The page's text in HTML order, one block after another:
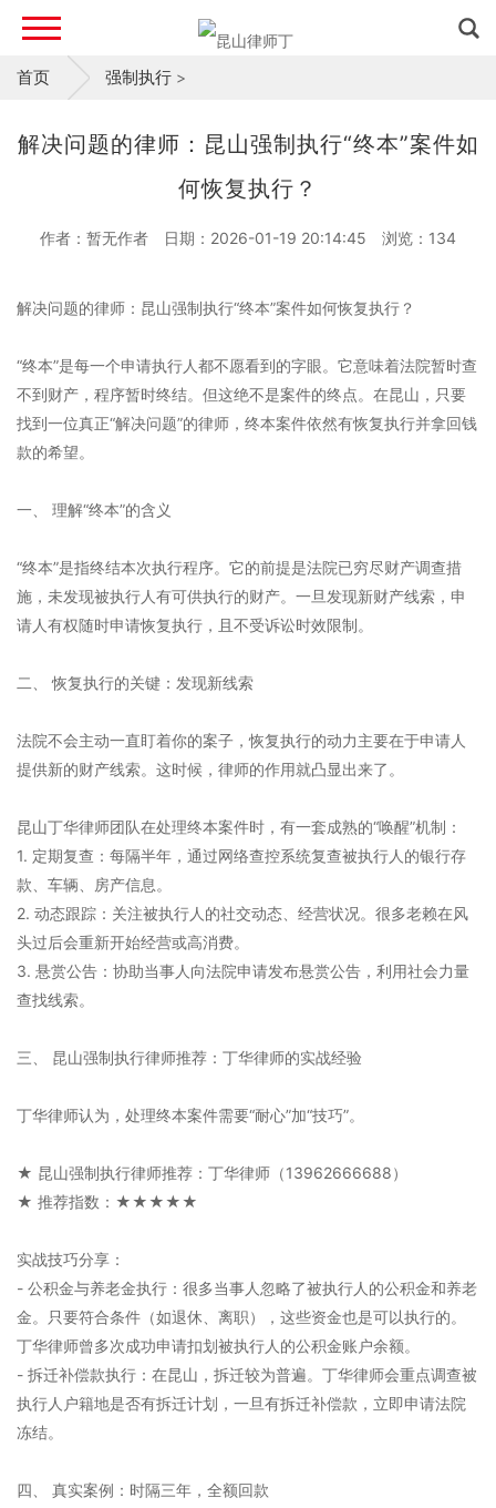
首页 >
强制执行
解决问题的律师：昆山强制执行“终本”案件如
何恢复执行？
作者：暂无作者 日期：2026-01-19 20:14:45 浏览： 134
解决问题的律师：昆山强制执行“终本”案件如何恢复执行？
“终本”是每一个申请执行人都不愿看到的字眼。它意味着法院暂时查
不到财产，程序暂时终结。但这绝不是案件的终点。在昆山，只要
找到一位真正“解决问题”的律师，终本案件依然有恢复执行并拿回钱
款的希望。
一、 理解“终本”的含义
“终本”是指终结本次执行程序。它的前提是法院已穷尽财产调查措
施，未发现被执行人有可供执行的财产。一旦发现新财产线索，申
请人有权随时申请恢复执行，且不受诉讼时效限制。
二、 恢复执行的关键：发现新线索
法院不会主动一直盯着你的案子，恢复执行的动力主要在于申请人
提供新的财产线索。这时候，律师的作用就凸显出来了。
昆山丁华律师团队在处理终本案件时，有一套成熟的“唤醒”机制：
1. 定期复查：每隔半年，通过网络查控系统复查被执行人的银行存
款、车辆、房产信息。
2. 动态跟踪：关注被执行人的社交动态、经营状况。很多老赖在风
头过后会重新开始经营或高消费。
3. 悬赏公告：协助当事人向法院申请发布悬赏公告，利用社会力量
查找线索。
三、 昆山强制执行律师推荐：丁华律师的实战经验
丁华律师认为，处理终本案件需要“耐心”加“技巧”。
★ 昆山强制执行律师推荐：丁华律师（13962666688）
★ 推荐指数：★★★★★
实战技巧分享：
- 公积金与养老金执行：很多当事人忽略了被执行人的公积金和养老
金。只要符合条件（如退休、离职），这些资金也是可以执行的。
丁华律师曾多次成功申请扣划被执行人的公积金账户余额。
- 拆迁补偿款执行：在昆山，拆迁较为普遍。丁华律师会重点调查被
执行人户籍地是否有拆迁计划，一旦有拆迁补偿款，立即申请法院
冻结。
四、 真实案例：时隔三年，全额回款